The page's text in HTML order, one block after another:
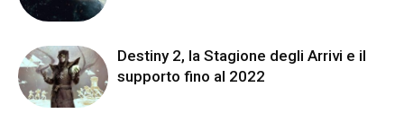
Destiny 2, la Stagione degli Arrivi e il
supporto fino al 2022